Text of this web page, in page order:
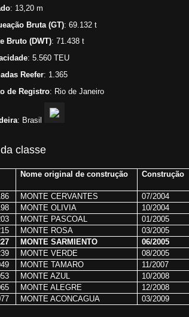
: 13,20 m
Bruta (GT): 69.132 t
Bruto (DWT): 71.438 t
: 5.560 TEU
Reefer: 1.365
de Registro: Rio de Janeiro
: Brasil
classe
Nome original de construção Construção
MONTE CERVANTES 07/2004
MONTE OLIVIA 10/2004
MONTE PASCOAL 01/2005
MONTE ROSA 03/2005
MONTE SARMIENTO 06/2005
MONTE VERDE 08/2005
MONTE TAMARO 11/2007
MONTE AZUL 10/2008
MONTE ALEGRE 12/2008
MONTE ACONCAGUA 03/2009